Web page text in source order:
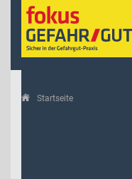
Startseite